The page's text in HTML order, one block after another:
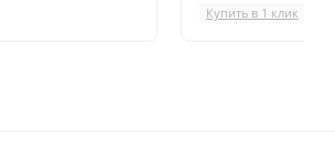
Купить в 1 клик